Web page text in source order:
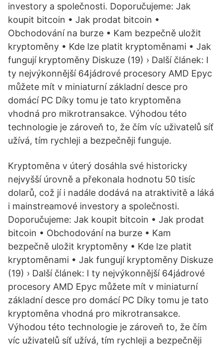
investory a společnosti. Doporučujeme: Jak
koupit bitcoin • Jak prodat bitcoin •
Obchodování na burze • Kam bezpečně uložit
kryptoměny • Kde lze platit kryptoměnami • Jak
fungují kryptoměny Diskuze (19) › Další článek: I
ty nejvýkonnější 64jádrové procesory AMD Epyc
můžete mít v miniaturní základní desce pro
domácí PC Díky tomu je tato kryptoměna
vhodná pro mikrotransakce. Výhodou této
technologie je zároveň to, že čím víc uživatelů síť
užívá, tím rychleji a bezpečněji funguje.
Kryptoměna v úterý dosáhla své historicky
nejvyšší úrovně a překonala hodnotu 50 tisíc
dolarů, což jí i nadále dodává na atraktivitě a láká
i mainstreamové investory a společnosti.
Doporučujeme: Jak koupit bitcoin • Jak prodat
bitcoin • Obchodování na burze • Kam
bezpečně uložit kryptoměny • Kde lze platit
kryptoměnami • Jak fungují kryptoměny Diskuze
(19) › Další článek: I ty nejvýkonnější 64jádrové
procesory AMD Epyc můžete mít v miniaturní
základní desce pro domácí PC Díky tomu je tato
kryptoměna vhodná pro mikrotransakce.
Výhodou této technologie je zároveň to, že čím
víc uživatelů síť užívá, tím rychleji a bezpečněji